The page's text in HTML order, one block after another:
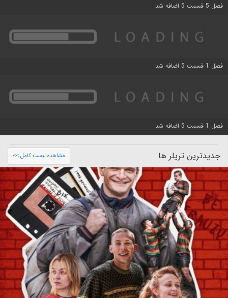
فصل 5 قسمت 5 اضافه شد
فصل 1 قسمت 5 اضافه شد
فصل 1 قسمت 5 اضافه شد
جدیدترین تریلر ها مشاهده لیست کامل >>